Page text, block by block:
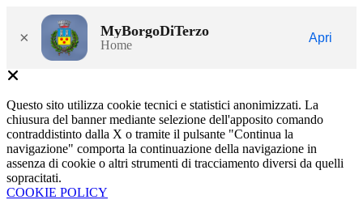
× MyBorgoDiTerzo
Home
Apri
Questo sito utilizza cookie tecnici e statistici anonimizzati. La
chiusura del banner mediante selezione dell'apposito comando
contraddistinto dalla X o tramite il pulsante "Continua la
navigazione" comporta la continuazione della navigazione in
assenza di cookie o altri strumenti di tracciamento diversi da quelli
sopracitati.
COOKIE POLICY